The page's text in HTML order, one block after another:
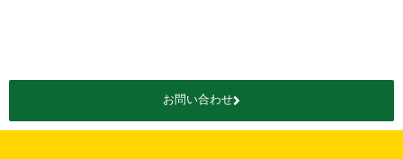
お問い合わせ